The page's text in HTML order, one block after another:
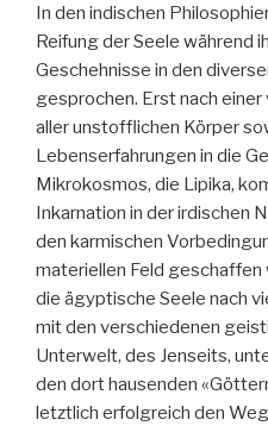
In den indischen
Reifung der Seele während
Geschehnisse in den
gesprochen. Erst nach
aller unstofflichen Körper
Lebenserfahrungen in die
Mikrokosmos, die Lipika,
Inkarnation in der irdischen
den karmischen
materiellen Feld geschaffen
die ägyptische Seele nach
mit den verschiedenen
Unterwelt, des Jenseits,
den dort hausenden
letztlich erfolgreich den